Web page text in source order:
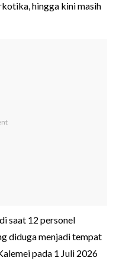
hingga kini masih
saat 12 personel
diduga menjadi tempat
pada 1 Juli 2026